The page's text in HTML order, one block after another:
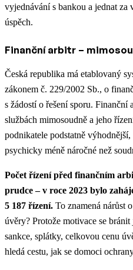
vyjednávání s bankou a jednat za
úspěch.
Finanční arbitr –
Česká republika má etablovaný
zákonem č. 229/2002 Sb., o
s žádostí o řešení sporu.
službách mimosoudně a jeho
podnikatele podstatně
psychicky méně náročné než
Počet řízení před finančním
prudce – v roce 2023 bylo
5 187 řízení. To znamená nárůst
úvěry? Protože motivace se
sankce, splátky, celkovou cenu
hledá cestu, jak se domoci